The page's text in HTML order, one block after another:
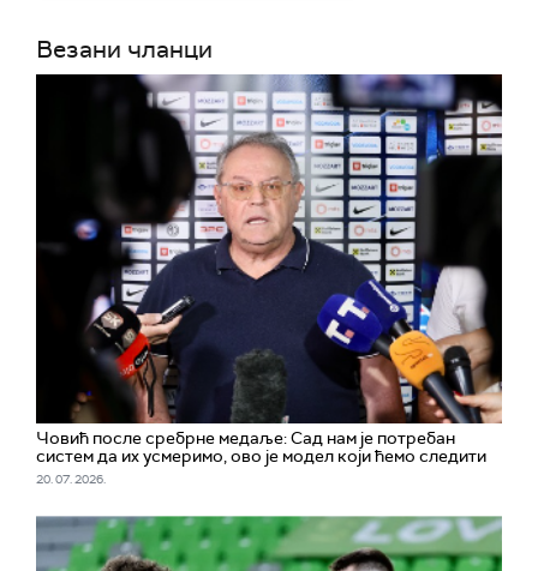
Везани чланци
Човић после сребрне медаље: Сад нам је потребан
систем да их усмеримо, ово је модел који ћемо следити
20. 07. 2026.